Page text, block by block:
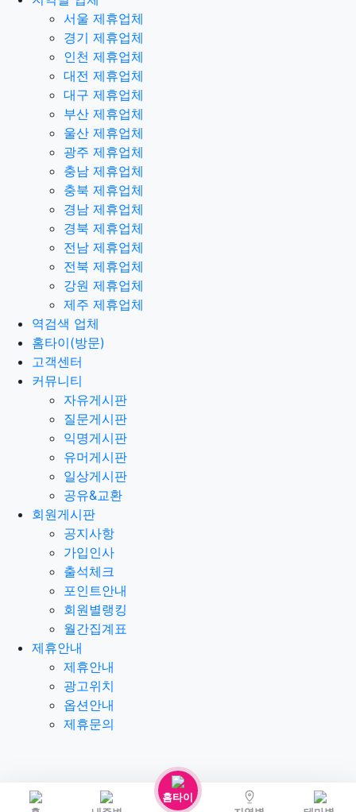
홈타이
서울 제휴업체
경기 제휴업체
인천 제휴업체
대전 제휴업체
대구 제휴업체
부산 제휴업체
울산 제휴업체
광주 제휴업체
충남 제휴업체
충북 제휴업체
경남 제휴업체
경북 제휴업체
전남 제휴업체
전북 제휴업체
강원 제휴업체
제주 제휴업체
역검색 업체
홈타이(방문)
고객센터
커뮤니티
자유게시판
질문게시판
익명게시판
유머게시판
일상게시판
공유&교환
회원게시판
공지사항
가입인사
출석체크
포인트안내
회원별랭킹
월간집계표
제휴안내
제휴안내
광고위치
옵션안내
제휴문의